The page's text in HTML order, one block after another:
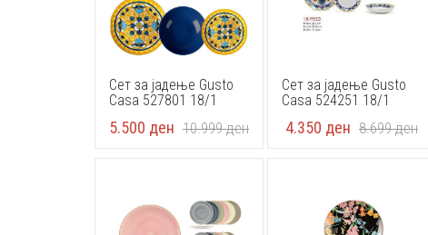
Сет за јадење Gusto
Casa 527801 18/1
5.500 ден 10.999ден
Сет за јадење Gusto
Casa 524251 18/1
4.350 ден 8.699ден